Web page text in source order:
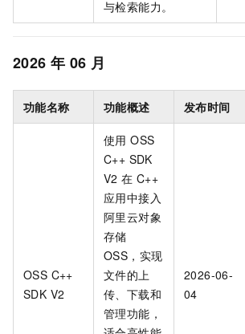
与检索能力。
2026 年 06 月
功能名称 功能概述 发布时间
OSS C++
SDK V2
使用 OSS
C++ SDK
V2 在 C++
应用中接入
阿里云对象
存储
OSS，实现
文件的上
传、下载和
管理功能，
2026-06-
04